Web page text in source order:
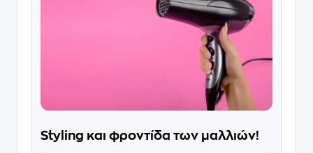
Styling και φροντίδα των μαλλιών!